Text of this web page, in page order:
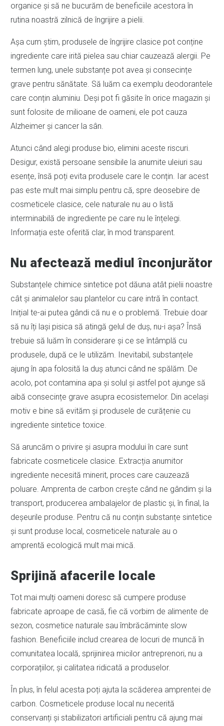
organice și să ne bucurăm de beneficiile acestora în
rutina noastră zilnică de îngrijire a pielii.
Așa cum știm, produsele de îngrijire clasice pot conține
ingrediente care irită pielea sau chiar cauzează alergii. Pe
termen lung, unele substanțe pot avea și consecințe
grave pentru sănătate. Să luăm ca exemplu deodorantele
care conțin aluminiu. Deși pot fi găsite în orice magazin și
sunt folosite de milioane de oameni, ele pot cauza
Alzheimer și cancer la sân.
Atunci când alegi produse bio, elimini aceste riscuri.
Desigur, există persoane sensibile la anumite uleiuri sau
esențe, însă poți evita produsele care le conțin. Iar acest
pas este mult mai simplu pentru că, spre deosebire de
cosmeticele clasice, cele naturale nu au o listă
interminabilă de ingrediente pe care nu le înțelegi.
Informația este oferită clar, în mod transparent.
Nu afectează mediul înconjurător
Substanțele chimice sintetice pot dăuna atât pielii noastre
cât și animalelor sau plantelor cu care intră în contact.
Inițial te-ai putea gândi că nu e o problemă. Trebuie doar
să nu îți lași pisica să atingă gelul de duș, nu-i așa? Însă
trebuie să luăm în considerare și ce se întâmplă cu
produsele, după ce le utilizăm. Inevitabil, substanțele
ajung în apa folosită la duș atunci când ne spălăm. De
acolo, pot contamina apa și solul și astfel pot ajunge să
aibă consecințe grave asupra ecosistemelor. Din același
motiv e bine să evităm și produsele de curățenie cu
ingrediente sintetice toxice.
Să aruncăm o privire și asupra modului în care sunt
fabricate cosmeticele clasice. Extracția anumitor
ingrediente necesită minerit, proces care cauzează
poluare. Amprenta de carbon crește când ne gândim și la
transport, producerea ambalajelor de plastic și, în final, la
deșeurile produse. Pentru că nu conțin substanțe sintetice
și sunt produse local, cosmeticele naturale au o
amprentă ecologică mult mai mică.
Sprijină afacerile locale
Tot mai mulți oameni doresc să cumpere produse
fabricate aproape de casă, fie că vorbim de alimente de
sezon, cosmetice naturale sau îmbrăcăminte slow
fashion. Beneficiile includ crearea de locuri de muncă în
comunitatea locală, sprijinirea micilor antreprenori, nu a
corporațiilor, și calitatea ridicată a produselor.
În plus, în felul acesta poți ajuta la scăderea amprentei de
carbon. Cosmeticele produse local nu necerită
conservanți și stabilizatori artificiali pentru că ajung mai